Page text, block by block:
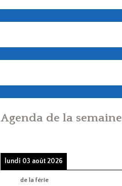
Agenda de la semaine
lundi 03 août 2026
de la férie